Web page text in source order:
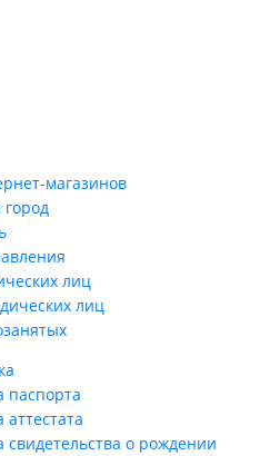
магазинов
город
лиц
лиц
паспорта
аттестата
свидетельства о рождении